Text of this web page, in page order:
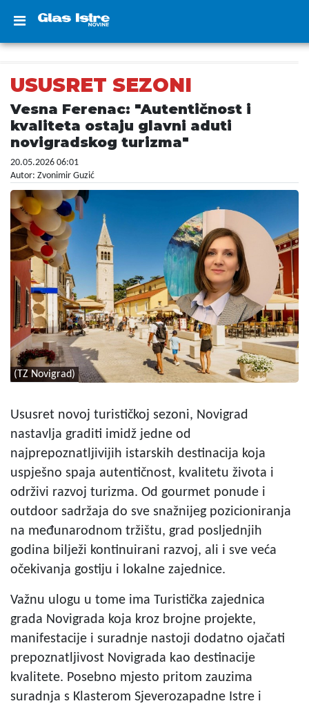
USUSRET SEZONI
Vesna Ferenac: "Autentičnost i
kvaliteta ostaju glavni aduti
novigradskog turizma"
20.05.2026 06:01
Autor: Zvonimir Guzić
(TZ Novigrad)
Ususret novoj turističkoj sezoni, Novigrad
nastavlja graditi imidž jedne od
najprepoznatljivijih istarskih destinacija koja
uspješno spaja autentičnost, kvalitetu života i
održivi razvoj turizma. Od gourmet ponude i
outdoor sadržaja do sve snažnijeg pozicioniranja
na međunarodnom tržištu, grad posljednjih
godina bilježi kontinuirani razvoj, ali i sve veća
očekivanja gostiju i lokalne zajednice.
Važnu ulogu u tome ima Turistička zajednica
grada Novigrada koja kroz brojne projekte,
manifestacije i suradnje nastoji dodatno ojačati
prepoznatljivost Novigrada kao destinacije
kvalitete. Posebno mjesto pritom zauzima
suradnja s Klasterom Sjeverozapadne Istre i